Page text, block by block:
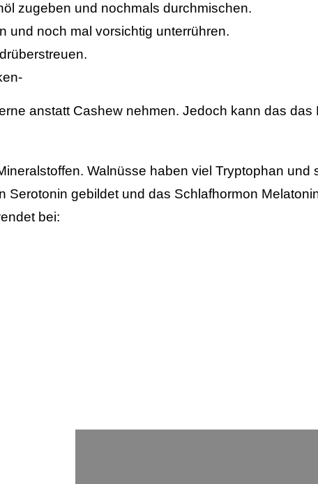
zugeben und nochmals durchmischen.
und noch mal vorsichtig unterrühren.
anstatt Cashew nehmen. Jedoch kann das
Walnüsse haben viel Tryptophan und
Serotonin gebildet und das Schlafhormon
bei: